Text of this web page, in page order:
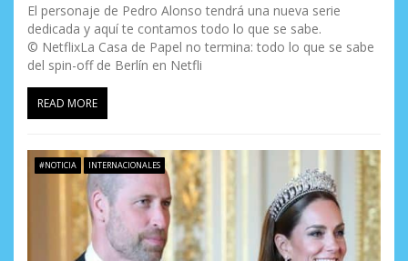
El personaje de Pedro Alonso tendrá una nueva serie
dedicada y aquí te contamos todo lo que se sabe.
© NetflixLa Casa de Papel no termina: todo lo que se sabe
del spin-off de Berlín en Netfli
READ MORE
#NOTICIA INTERNACIONALES